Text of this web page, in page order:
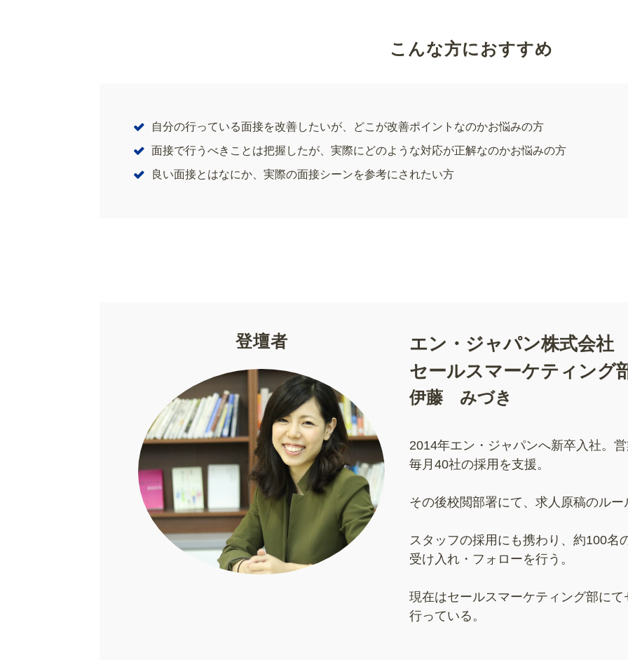
こんな方におすすめ
自分の行っている面接を改善したいが、どこが改善ポイントなのかお悩みの方
面接で行うべきことは把握したが、実際にどのような対応が正解なのかお悩みの方
良い面接とはなにか、実際の面接シーンを参考にされたい方
登壇者
エン・ジャパン株式会社
セールスマーケティング
伊藤 みづき
2014年エン・ジャパンへ新卒入社。
毎月40社の採用を支援。
その後校閲部署にて、求人原稿のル
スタッフの採用にも携わり、約100名
受け入れ・フォローを行う。
現在はセールスマーケティング部に
行っている。